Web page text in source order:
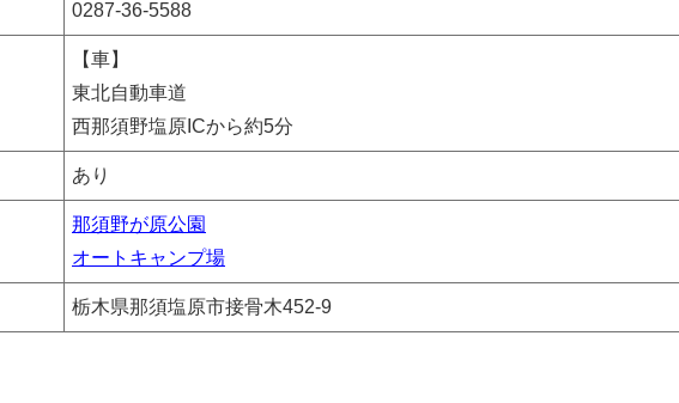
0287-36-5588
【車】
東北自動車道
西那須野塩原ICから約5分
あり
那須野が原公園
オートキャンプ場
栃木県那須塩原市接骨木452-9